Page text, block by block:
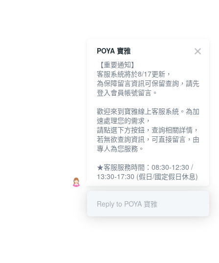
POYA 寶雅
【重要通知】
客服系統將於8/17更新，
為保障留言資訊可保留查詢，請先
登入會員帳號留言。
歡迎來到寶雅線上客服系統。為加
速處理您的需求，
請點選下方按鈕，查詢相關詳情，
若無欲查詢資訊，可直接留言，由
專人為您服務。
★客服服務時間：08:30-12:30 /
13:30-17:30 (假日/國定假日休息)
Reply to POYA 寶雅